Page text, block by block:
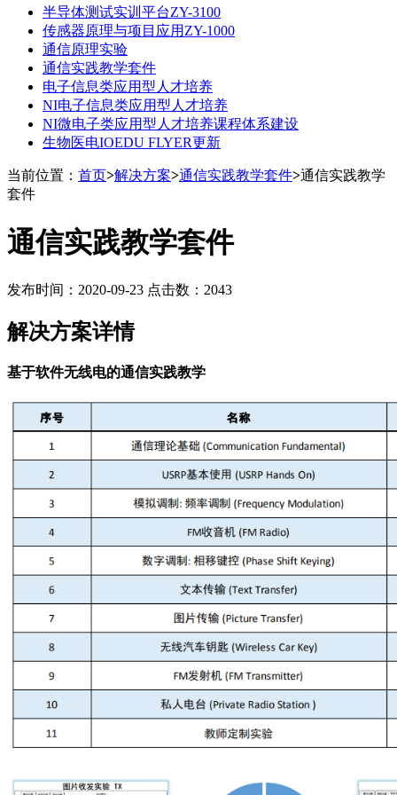
半导体测试实训平台ZY-3100
传感器原理与项目应用ZY-1000
通信原理实验
通信实践教学套件
电子信息类应用型人才培养
NI电子信息类应用型人才培养
NI微电子类应用型人才培养课程体系建设
生物医电IOEDU FLYER更新
当前位置： 首页>解决方案>通信实践教学套件>通信实践教学
套件
通信实践教学套件
发布时间：2020-09-23 点击数：2043
解决方案详情
基于软件无线电的通信实践教学